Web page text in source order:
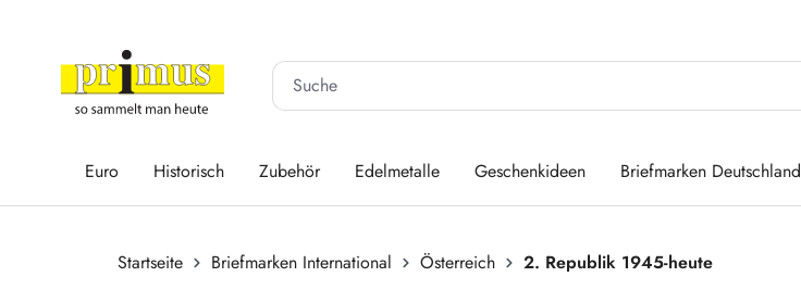
Euro Historisch Zubehör Edelmetalle Geschenkideen Briefmarken Deutschland
Startseite Briefmarken International Österreich
2. Republik 1945-heute